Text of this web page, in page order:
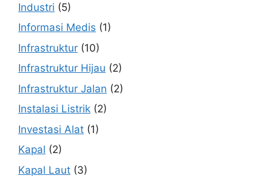
Industri (5)
Informasi Medis (1)
Infrastruktur (10)
Infrastruktur Hijau (2)
Infrastruktur Jalan (2)
Instalasi Listrik (2)
Investasi Alat (1)
Kapal (2)
Kapal Laut (3)